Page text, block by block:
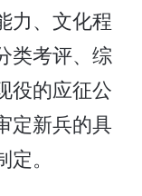
力、文化程
类考评、综
役的应征公
定新兵的具
。